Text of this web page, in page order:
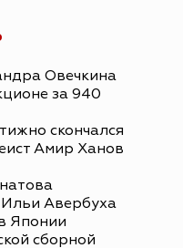
Овечкина
за 940
скончался
Амир Ханов
Авербуха
Японии
сборной